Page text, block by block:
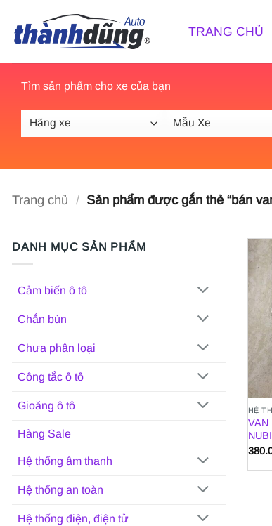
qua
nội
dung
TRANG CHỦ
Tìm sản phẩm cho xe của bạn
Trang chủ / Sản phẩm được gắn thẻ “bán
DANH MỤC SẢN PHẨM
Cảm biến ô tô
Chắn bùn
Chưa phân loại
Công tắc ô tô
Gioăng ô tô
Hàng Sale
Hệ thống âm thanh
Hệ thống an toàn
Hệ thống điện, điện tử
HỆ
VAN